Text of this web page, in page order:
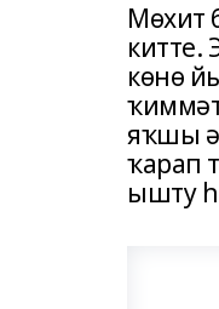
Мөхит
китте.
көнө
яҡшы
ҡарап
ышту